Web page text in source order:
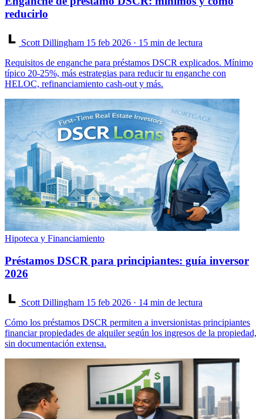
reducirlo
Scott Dillingham 15 feb 2026 · 15 min de lectura
Requisitos de enganche para préstamos DSCR explicados. Mínimo
típico 20-25%, más estrategias para reducir tu enganche con
HELOC, refinanciamiento cash-out y más.
Hipoteca y Financiamiento
Préstamos DSCR para principiantes: guía inversor
2026
Scott Dillingham 15 feb 2026 · 14 min de lectura
Cómo los préstamos DSCR permiten a inversionistas principiantes
financiar propiedades de alquiler según los ingresos de la propiedad,
sin documentación extensa.